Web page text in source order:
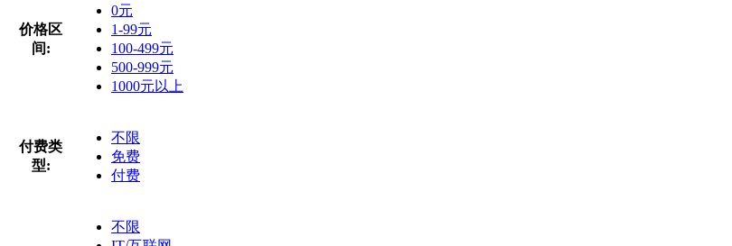
价格区
间:
0元
1-99元
100-499元
500-999元
1000元以上
付费类
型:
不限
免费
付费
不限